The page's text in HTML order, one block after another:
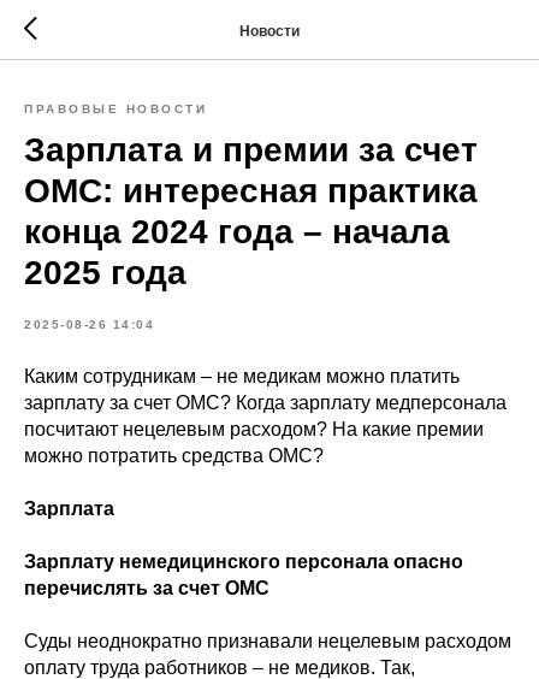
Новости
ПРАВОВЫЕ НОВОСТИ
Зарплата и премии за счет
ОМС: интересная практика
конца 2024 года – начала
2025 года
2025-08-26 14:04
Каким сотрудникам – не медикам можно платить
зарплату за счет ОМС? Когда зарплату медперсонала
посчитают нецелевым расходом? На какие премии
можно потратить средства ОМС?
Зарплата
Зарплату немедицинского персонала опасно
перечислять за счет ОМС
Суды неоднократно признавали нецелевым расходом
оплату труда работников – не медиков. Так,